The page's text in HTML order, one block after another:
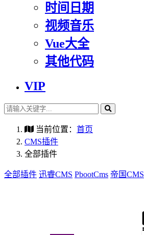
时间日期
视频音乐
Vue大全
其他代码
VIP
当前位置： 首页
CMS插件
全部插件
全部插件 迅睿CMS PbootCms 帝国CMS